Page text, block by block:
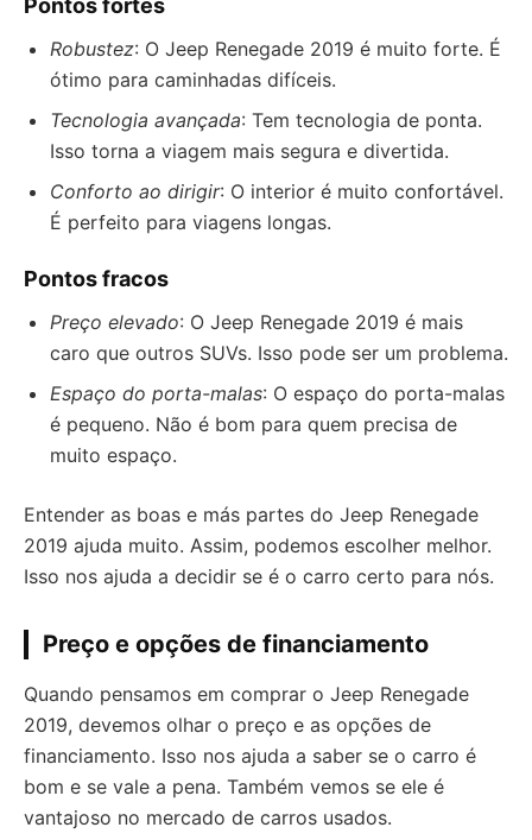
Pontos fortes
Robustez: O Jeep Renegade 2019 é muito forte. É
ótimo para caminhadas difíceis.
Tecnologia avançada: Tem tecnologia de ponta.
Isso torna a viagem mais segura e divertida.
Conforto ao dirigir: O interior é muito confortável.
É perfeito para viagens longas.
Pontos fracos
Preço elevado: O Jeep Renegade 2019 é mais
caro que outros SUVs. Isso pode ser um problema.
Espaço do porta-malas: O espaço do porta-malas
é pequeno. Não é bom para quem precisa de
muito espaço.
Entender as boas e más partes do Jeep Renegade
2019 ajuda muito. Assim, podemos escolher melhor.
Isso nos ajuda a decidir se é o carro certo para nós.
Preço e opções de financiamento
Quando pensamos em comprar o Jeep Renegade
2019, devemos olhar o preço e as opções de
financiamento. Isso nos ajuda a saber se o carro é
bom e se vale a pena. Também vemos se ele é
vantajoso no mercado de carros usados.